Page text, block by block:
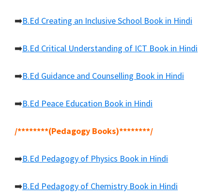
➡️B.Ed Creating an Inclusive School Book in Hindi
➡️B.Ed Critical Understanding of ICT Book in Hindi
➡️B.Ed Guidance and Counselling Book in Hindi
➡️B.Ed Peace Education Book in Hindi
/********(Pedagogy Books)********/
➡️B.Ed Pedagogy of Physics Book in Hindi
➡️B.Ed Pedagogy of Chemistry Book in Hindi